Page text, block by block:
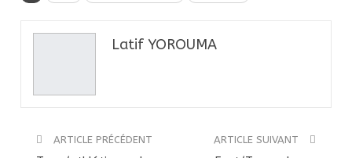
Latif YOROUMA
ARTICLE PRÉCÉDENT ARTICLE SUIVANT